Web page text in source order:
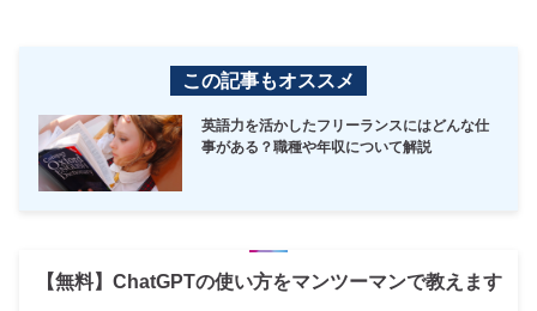
この記事もオススメ
英語力を活かしたフリーランスにはどんな仕
事がある？職種や年収について解説
【無料】ChatGPTの使い方をマンツーマンで教えます